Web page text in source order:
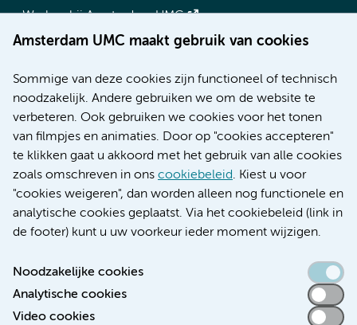
Amsterdam UMC maakt gebruik van cookies
Sommige van deze cookies zijn functioneel of technisch
noodzakelijk. Andere gebruiken we om de website te
verbeteren. Ook gebruiken we cookies voor het tonen
van filmpjes en animaties. Door op "cookies accepteren"
te klikken gaat u akkoord met het gebruik van alle cookies
zoals omschreven in ons cookiebeleid. Kiest u voor
"cookies weigeren", dan worden alleen nog functionele en
analytische cookies geplaatst. Via het cookiebeleid (link in
de footer) kunt u uw voorkeur ieder moment wijzigen.
Noodzakelijke cookies
Analytische cookies
Video cookies
Werken bij Amsterdam UMC
Over Amsterdam UMC
Research
Educatie locatie AMC
Educatie locatie VUmc
Verwijzen & diagnostiek
Toegankelijkheidsverklaring
Responsible disclosure